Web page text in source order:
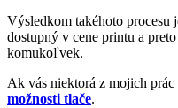
Výsledkom takéhoto
dostupný v cene printu a
komukoľvek.
Ak vás niektorá z mojich prác
možnosti tlače.